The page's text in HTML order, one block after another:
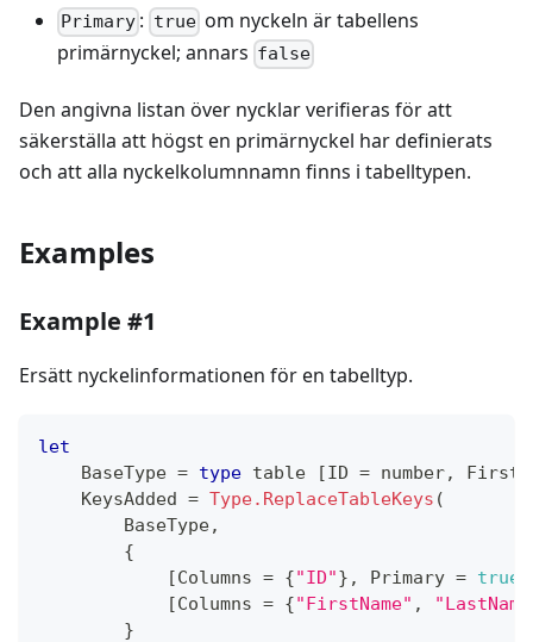
Primary : trueom nyckeln är tabellens
primärnyckel; annars false
Den angivna listan över nycklar verifieras för att
säkerställa att högst en primärnyckel har definierats
och att alla nyckelkolumnnamn finns i tabelltypen.
Examples
Example #1
Ersätt nyckelinformationen för en tabelltyp.
let
    BaseType
= type table [ID = number,
    KeysAdded
= Type.ReplaceTableKeys (
        BaseType
,
{
[Columns = {"ID"} , Primary = true
[Columns = {"FirstName" ,
}